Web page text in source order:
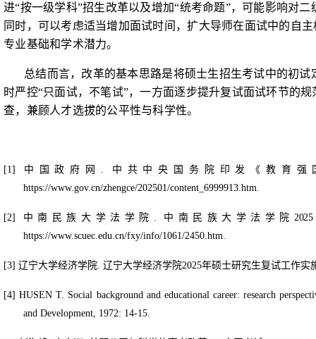
进“按一级学科”招生改革以及增加“统考命题”，可能影响对
同时，可以考虑适当增加面试时间，扩大导师在面试中的自
专业基础和学术潜力。
总结而言，改革的基本思路是将硕士生招生考试中的初
时严控“只面试，不笔试”，一方面逐步提升复试面试环节的
查，兼顾人才选拔的公平性与科学性。
[1] 中国政府网
中共中央国务院印发《教育
https://www.gov.cn/zhengce/202501/content_6999913.htm.
[2] 中南民族大学法学院 中南民族大学法学院 2025
https://www.scuec.edu.cn/fxy/info/1061/2450.htm.
[3] 辽宁大学经济学院 辽宁大学经济学院2025年硕士研究生复试工作实
[4] HUSEN T. Social background and educational career: research
and Development, 1972: 14-15.